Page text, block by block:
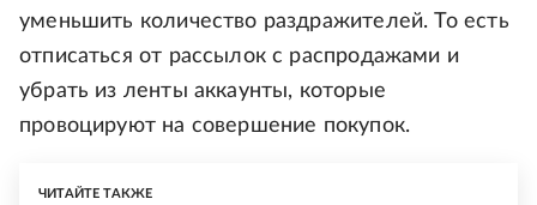
уменьшить количество раздражителей. То есть
отписаться от рассылок с распродажами и
убрать из ленты аккаунты, которые
провоцируют на совершение покупок.
ЧИТАЙТЕ ТАКЖЕ